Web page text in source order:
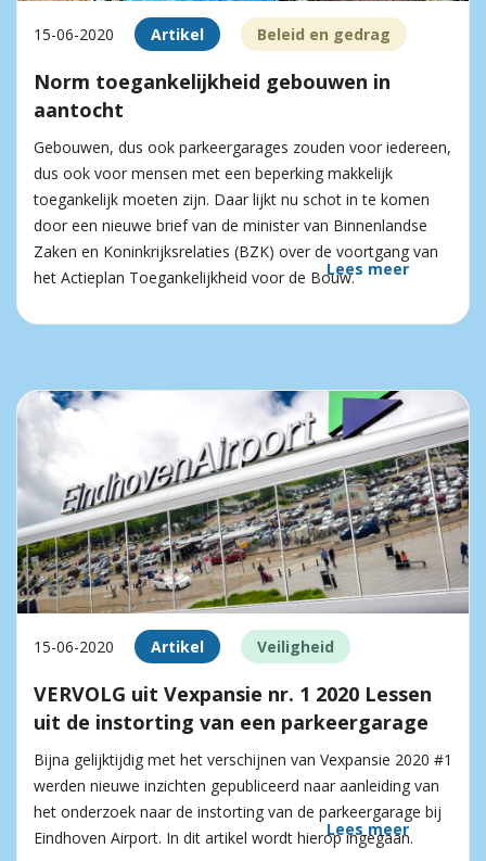
15-06-2020 Artikel Beleid en gedrag
Norm toegankelijkheid gebouwen in
aantocht
Gebouwen, dus ook parkeergarages zouden voor iedereen,
dus ook voor mensen met een beperking makkelijk
toegankelijk moeten zijn. Daar lijkt nu schot in te komen
door een nieuwe brief van de minister van Binnenlandse
Zaken en Koninkrijksrelaties (BZK) over de voortgang van
het Actieplan Toegankelijkheid voor de Bouw.Lees meer
15-06-2020 Artikel Veiligheid
VERVOLG uit Vexpansie nr. 1 2020 Lessen
uit de instorting van een parkeergarage
Bijna gelijktijdig met het verschijnen van Vexpansie 2020 #1
werden nieuwe inzichten gepubliceerd naar aanleiding van
het onderzoek naar de instorting van de parkeergarage bij
Eindhoven Airport. In dit artikel wordt hierop ingegaan.
Lees meer